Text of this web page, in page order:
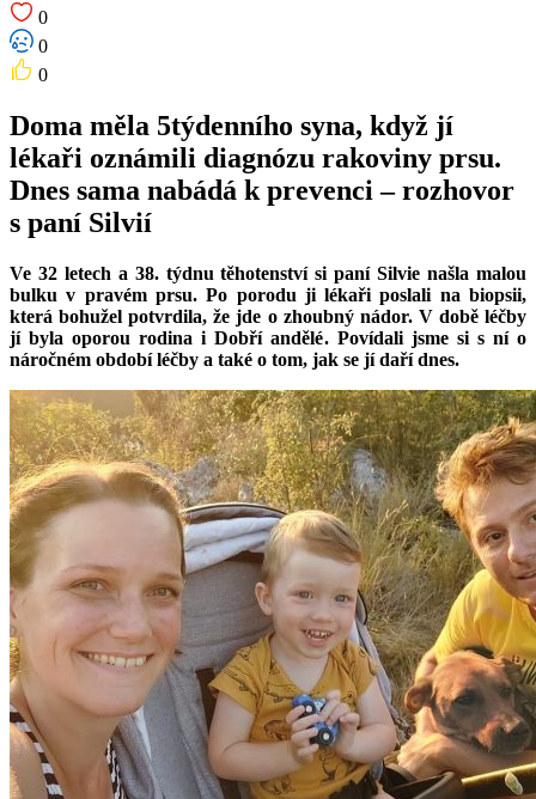
0
0
0
Doma měla 5týdenního syna, když jí
lékaři oznámili diagnózu rakoviny prsu.
Dnes sama nabádá k prevenci – rozhovor
s paní Silvií
Ve 32 letech a 38. týdnu těhotenství si paní Silvie našla malou
bulku v pravém prsu. Po porodu ji lékaři poslali na biopsii,
která bohužel potvrdila, že jde o zhoubný nádor. V době léčby
jí byla oporou rodina i Dobří andělé. Povídali jsme si s ní o
náročném období léčby a také o tom, jak se jí daří dnes.